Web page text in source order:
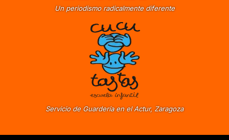
Un periodismo radicalmente diferente
Servicio de Guardería en el Actur, Zaragoza